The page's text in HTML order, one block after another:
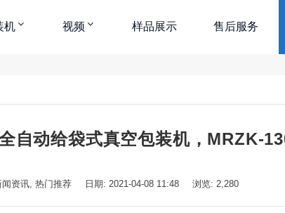
机 视频 样品展示 售后服务
自动给袋式真空包装机，MRZK-
闻资讯, 热门推荐 日期: 2021-04-08 11:48 浏览: 2,280